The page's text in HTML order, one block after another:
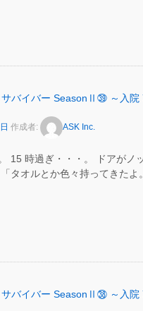
サバイバー SeasonⅡ㊴ ～入
作成者: ASK Inc.
15 時過ぎ・・・。 ドアがノ
タオルとか色々持ってきた
サバイバー SeasonⅡ㊳ ～入